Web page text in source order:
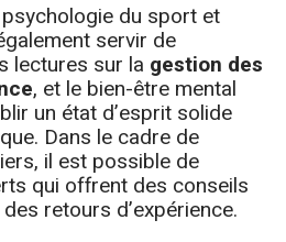
du sport et
servir de
lectures sur la gestion des
, et le bien-être mental
un état d’esprit solide
Dans le cadre de
il est possible de
qui offrent des conseils
retours d’expérience.